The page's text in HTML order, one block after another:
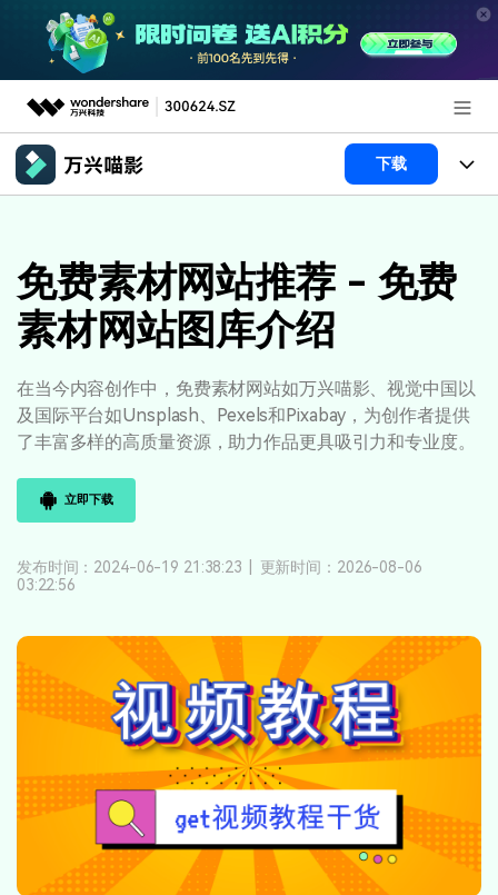
推荐产品
新闻中心
关于万兴
加入我们
帮助中心
下载
产品系统
产品功能
AI功能
视频/照片
AI 图生视频 NEW
AI 绘画
AI 视频续写
解决方案
专业创作人群
品牌合作故事
使用教程
文章资讯
其他
帮助中心
产品支持
免费素材网站推荐 - 免费
素材网站图库介绍
在当今内容创作中，免费素材网站如万兴喵影、视觉中国以
及国际平台如Unsplash、Pexels和Pixabay，为创作者提供
了丰富多样的高质量资源，助力作品更具吸引力和专业度。
立即下载
发布时间：2024-06-19 21:38:23
更新时间：2026-08-06
03:22:56